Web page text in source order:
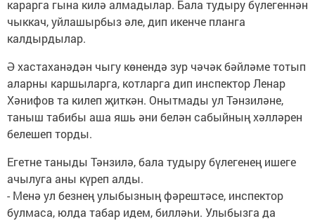
карарга гына килә алмадылар. Бала тудыру бүлегеннән
чыккач, уйлашырбыз әле, дип икенче планга
калдырдылар.
Ә хастаханәдән чыгу көнендә зур чәчәк бәйләме тотып
аларны каршыларга, котларга дип инспектор Ленар
Хәнифов та килеп җиткән. Онытмады ул Тәнзиләне,
таныш табибы аша яшь әни белән сабыйның хәлләрен
белешеп торды.
Егетне таныды Тәнзилә, бала тудыру бүлегенең ишеге
ачылуга аны күреп алды.
- Менә ул безнең улыбызның фәрештәсе, инспектор
булмаса, юлда табар идем, билләһи. Улыбызга да